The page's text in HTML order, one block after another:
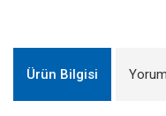
Ürün Bilgisi